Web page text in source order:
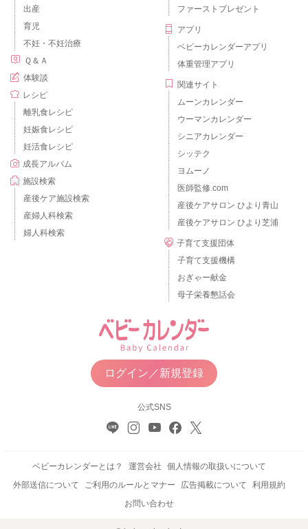
出産
育児
不妊・不妊治療
Ｑ＆Ａ
体験談
レシピ
離乳食レシピ
妊娠食レシピ
妊活食レシピ
成長アルバム
施設検索
産後ケア施設検索
産婦人科検索
婦人科検索
ファーストプレゼント
アプリ
ベビーカレンダーアプリ
体重管理アプリ
関連サイト
ムーンカレンダー
ウーマンカレンダー
シニアカレンダー
シッテク
ヨムーノ
医師監修.com
産後ケアサロン ひより青山
産後ケアサロン ひより芝浦
子育て支援団体
子育て支援機構
おぎゃー献金
母子栄養懇話会
ログイン／新規登録
公式SNS
ベビーカレンダーとは？ 運営会社
個人情報の取扱いについて
外部送信について
ご利用のルールとマナー 広告掲載について
利用規約
お問い合わせ